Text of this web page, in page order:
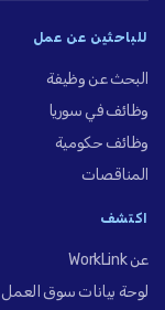
للباحثين عن عمل
البحث عن وظيفة
وظائف في سوريا
وظائف حكومية
المناقصات
اكتشف
عن WorkLink
لوحة بيانات سوق العمل